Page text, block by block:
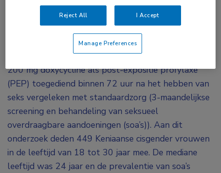
overdracht van seksueel overdraagbare
aandoeningen kan voorkomen, lijkt dit niet het
geval te zijn bij cisgender vrouwen.
In een open-label gerandomiseerd onderzoek werd
200 mg doxycycline als post-expositie profylaxe
(PEP) toegediend binnen 72 uur na het hebben van
seks vergeleken met standaardzorg (3-maandelijkse
screening en behandeling van seksueel
overdraagbare aandoeningen (soa’s)). Aan dit
onderzoek deden 449 Keniaanse cisgender vrouwen
in de leeftijd van 18 tot 30 jaar mee. De mediane
leeftijd was 24 jaar en de prevalentie van soa’s
Reject All I Accept
Manage Preferences